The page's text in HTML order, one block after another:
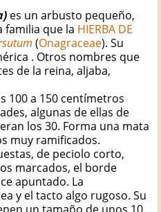
es un arbusto pequeño,
familia que la HIERBA DE
(Onagraceae). Su
. Otros nombres que
de la reina, aljaba,
100 a 150 centímetros
algunas de ellas de
los 30. Forma una mata
muy ramificados.
de peciolo corto,
marcados, el borde
apuntado. La
y el tacto algo rugoso. Su